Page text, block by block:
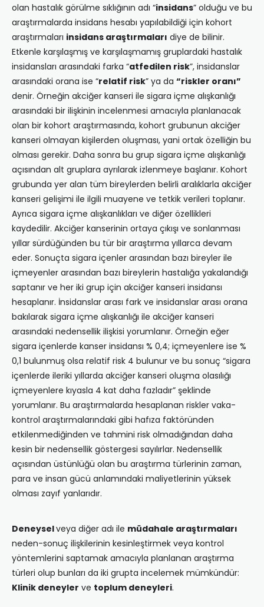
olan hastalık görülme sıklığının adı “insidans” olduğu ve bu
araştırmalarda insidans hesabı yapılabildiği için kohort
araştırmaları insidans araştırmaları diye de bilinir.
Etkenle karşılaşmış ve karşılaşmamış gruplardaki hastalık
insidansları arasındaki farka “atfedilen risk”, insidanslar
arasındaki orana ise “relatif risk” ya da “riskler oranı”
denir. Örneğin akciğer kanseri ile sigara içme alışkanlığı
arasındaki bir ilişkinin incelenmesi amacıyla planlanacak
olan bir kohort araştırmasında, kohort grubunun akciğer
kanseri olmayan kişilerden oluşması, yani ortak özelliğin bu
olması gerekir. Daha sonra bu grup sigara içme alışkanlığı
açısından alt gruplara ayrılarak izlenmeye başlanır. Kohort
grubunda yer alan tüm bireylerden belirli aralıklarla akciğer
kanseri gelişimi ile ilgili muayene ve tetkik verileri toplanır.
Ayrıca sigara içme alışkanlıkları ve diğer özellikleri
kaydedilir. Akciğer kanserinin ortaya çıkışı ve sonlanması
yıllar sürdüğünden bu tür bir araştırma yıllarca devam
eder. Sonuçta sigara içenler arasından bazı bireyler ile
içmeyenler arasından bazı bireylerin hastalığa yakalandığı
saptanır ve her iki grup için akciğer kanseri insidansı
hesaplanır. İnsidanslar arası fark ve insidanslar arası orana
bakılarak sigara içme alışkanlığı ile akciğer kanseri
arasındaki nedensellik ilişkisi yorumlanır. Örneğin eğer
sigara içenlerde kanser insidansı % 0,4; içmeyenlere ise %
0,1 bulunmuş olsa relatif risk 4 bulunur ve bu sonuç “sigara
içenlerde ileriki yıllarda akciğer kanseri oluşma olasılığı
içmeyenlere kıyasla 4 kat daha fazladır” şeklinde
yorumlanır. Bu araştırmalarda hesaplanan riskler vaka-
kontrol araştırmalarındaki gibi hafıza faktöründen
etkilenmediğinden ve tahmini risk olmadığından daha
kesin bir nedensellik göstergesi sayılırlar. Nedensellik
açısından üstünlüğü olan bu araştırma türlerinin zaman,
para ve insan gücü anlamındaki maliyetlerinin yüksek
olması zayıf yanlarıdır.
Deneyselveya diğer adı ile müdahale araştırmaları
neden-sonuç ilişkilerinin kesinleştirmek veya kontrol
yöntemlerini saptamak amacıyla planlanan araştırma
türleri olup bunları da iki grupta incelemek mümkündür:
Klinik deneyler ve toplum deneyleri.